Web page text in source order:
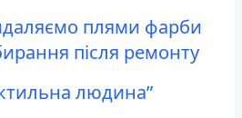
плями фарби
після ремонту
людина”